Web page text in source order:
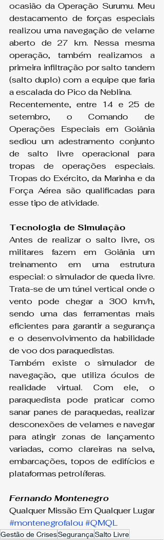
ocasião da Operação Surumu. Meu
destacamento de forças especiais
realizou uma navegação de velame
aberto de 27 km. Nessa mesma
operação, também realizamos a
primeira infiltração por salto tandem
(salto duplo) com a equipe que faria
a escalada do Pico da Neblina.
Recentemente, entre 14 e 25 de
setembro, o Comando de
Operações Especiais em Goiânia
sediou um adestramento conjunto
de salto livre operacional para
tropas de operações especiais.
Tropas do Exército, da Marinha e da
Força Aérea são qualificadas para
esse tipo de atividade.
Tecnologia de Simulação
Antes de realizar o salto livre, os
militares fazem em Goiânia um
treinamento em uma estrutura
especial: o simulador de queda livre.
Trata-se de um túnel vertical onde o
vento pode chegar a 300 km/h,
sendo uma das ferramentas mais
eficientes para garantir a segurança
e o desenvolvimento da habilidade
de voo dos paraquedistas.
Também existe o simulador de
navegação, que utiliza óculos de
realidade virtual. Com ele, o
paraquedista pode praticar como
sanar panes de paraquedas, realizar
desconexões de velames e navegar
para atingir zonas de lançamento
variadas, como clareiras na selva,
embarcações, topos de edifícios e
plataformas petrolíferas.
Fernando Montenegro
Qualquer Missão Em Qualquer Lugar
#montenegrofalou#QMQL
Gestão de CrisesSegurançaSalto Livre